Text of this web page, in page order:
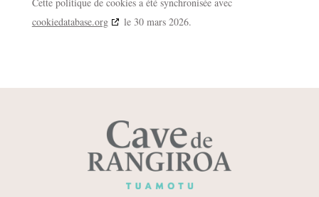
cookiedatabase.org
le 30 mars 2026.